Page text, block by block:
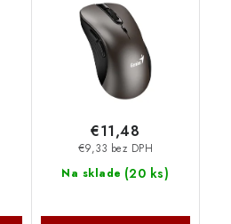
DPI/Bezdrôtová
USB/Champagne
Titanium 31030040402
Na sklade (20 ks)
€9,33 bez DPH
€11,48